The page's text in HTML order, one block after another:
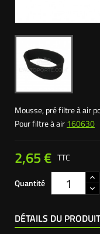
Mousse, pré filtre à air
Pour filtre à air160630
2,65 € TTC
Quantité
DÉTAILS DU PRODUIT